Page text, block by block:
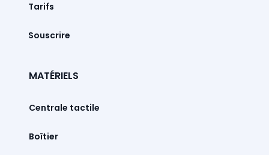
Tarifs
Souscrire
MATÉRIELS
Centrale tactile
Boîtier